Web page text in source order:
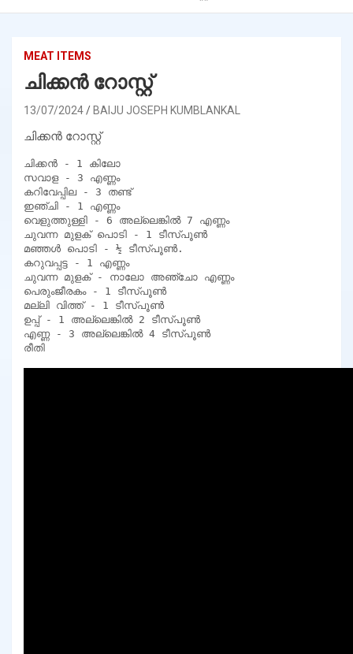
MEAT ITEMS
ചിക്കൻ റോസ്റ്റ്
13/07/2024 BAIJU JOSEPH KUMBLANKAL
ചിക്കൻ റോസ്റ്റ്
ചിക്കൻ - 1 കിലോ
സവാള - 3 എണ്ണം
കറിവേപ്പില - 3 തണ്ട്
ഇഞ്ചി - 1 എണ്ണം
വെളുത്തുള്ളി - 6 അല്ലെങ്കിൽ 7 എണ്ണം
ചുവന്ന മുളക് പൊടി - 1 ടീസ്പൂൺ
മഞ്ഞൾ പൊടി - ½ ടീസ്പൂൺ.
കറുവപ്പട്ട - 1 എണ്ണം
ചുവന്ന മുളക് - നാലോ അഞ്ചോ എണ്ണം
പെരുംജീരകം - 1 ടീസ്പൂൺ
മല്ലി വിത്ത് - 1 ടീസ്പൂൺ
ഉപ്പ് - 1 അല്ലെങ്കിൽ 2 ടീസ്പൂൺ
എണ്ണ - 3 അല്ലെങ്കിൽ 4 ടീസ്പൂൺ
രീതി